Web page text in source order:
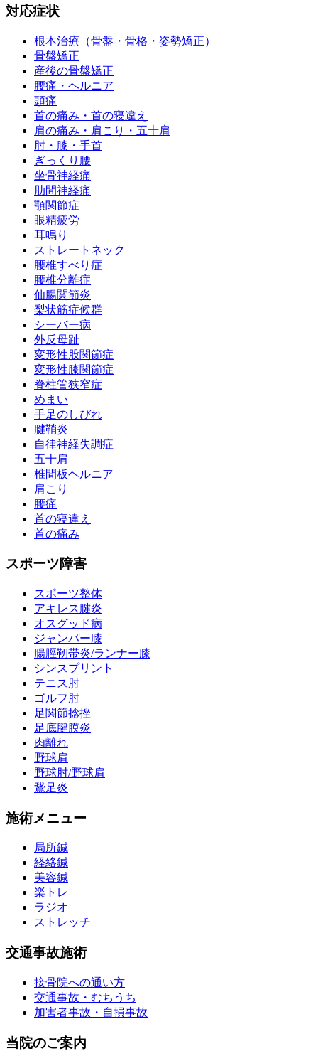
対応症状
根本治療（骨盤・骨格・姿勢矯正）
骨盤矯正
産後の骨盤矯正
腰痛・ヘルニア
頭痛
首の痛み・首の寝違え
肩の痛み・肩こり・五十肩
肘・膝・手首
ぎっくり腰
坐骨神経痛
肋間神経痛
顎関節症
眼精疲労
耳鳴り
ストレートネック
腰椎すべり症
腰椎分離症
仙腸関節炎
梨状筋症候群
シーバー病
外反母趾
変形性股関節症
変形性膝関節症
脊柱管狭窄症
めまい
手足のしびれ
腱鞘炎
自律神経失調症
五十肩
椎間板ヘルニア
肩こり
腰痛
首の寝違え
首の痛み
スポーツ障害
スポーツ整体
アキレス腱炎
オスグッド病
ジャンパー膝
腸脛靭帯炎/ランナー膝
シンスプリント
テニス肘
ゴルフ肘
足関節捻挫
足底腱膜炎
肉離れ
野球肩
野球肘/野球肩
鵞足炎
施術メニュー
局所鍼
経絡鍼
美容鍼
楽トレ
ラジオ
ストレッチ
交通事故施術
接骨院への通い方
交通事故・むちうち
加害者事故・自損事故
当院のご案内